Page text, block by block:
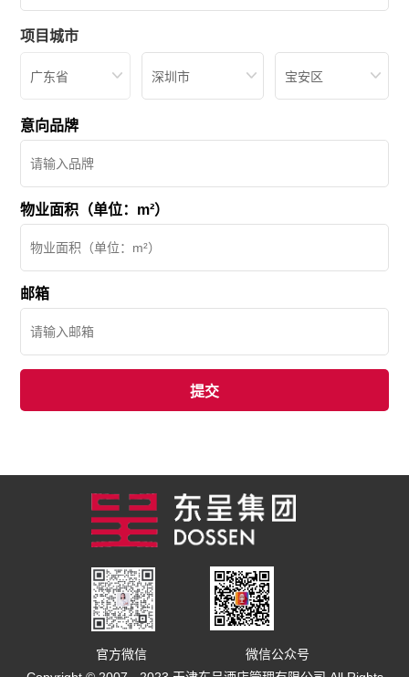
项目城市
广东省 深圳市 宝安区
意向品牌
物业面积（单位：m²）
邮箱
官方微信
微信公众号